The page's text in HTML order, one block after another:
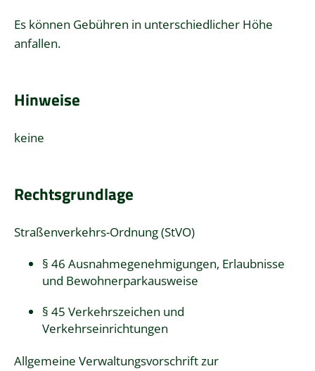
Es können Gebühren in unterschiedlicher Höhe
anfallen.
Hinweise
keine
Rechtsgrundlage
Straßenverkehrs-Ordnung (StVO)
§ 46 Ausnahmegenehmigungen, Erlaubnisse
und Bewohnerparkausweise
§ 45 Verkehrszeichen und
Verkehrseinrichtungen
Allgemeine Verwaltungsvorschrift zur